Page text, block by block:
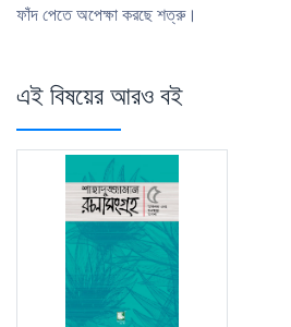
ফাঁদ পেতে অপেক্ষা করছে শত্রু।
এই বিষয়ের আরও বই